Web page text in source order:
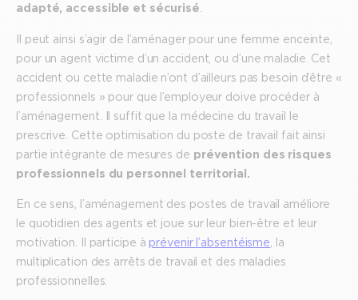
adapté, accessible et sécurisé.
Il peut ainsi s’agir de l’aménager pour une femme enceinte,
pour un agent victime d’un accident, ou d’une maladie. Cet
accident ou cette maladie n’ont d’ailleurs pas besoin d’être «
professionnels » pour que l’employeur doive procéder à
l’aménagement. Il suffit que la médecine du travail le
prescrive. Cette optimisation du poste de travail fait ainsi
partie intégrante de mesures de prévention des risques
professionnels du personnel territorial.
En ce sens, l’aménagement des postes de travail améliore
le quotidien des agents et joue sur leur bien-être et leur
motivation. Il participe à prévenir l’absentéisme , la
multiplication des arrêts de travail et des maladies
professionnelles.